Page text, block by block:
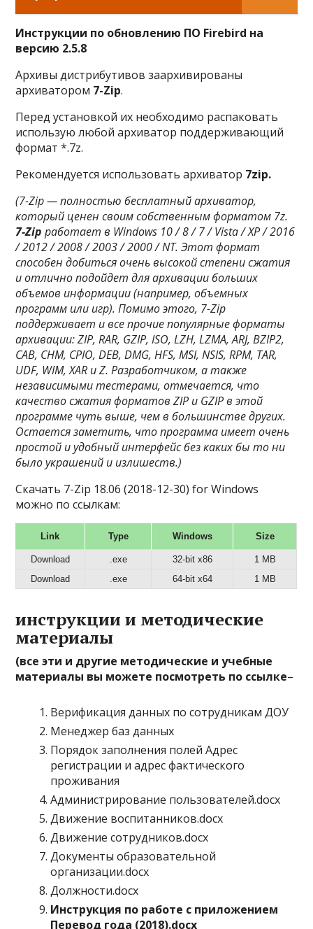
Инструкции по обновлению ПО Firebird на
версию 2.5.8
Архивы дистрибутивов заархивированы
архиватором 7-Zip.
Перед установкой их необходимо распаковать
использую любой архиватор поддерживающий
формат *.7z.
Рекомендуется использовать архиватор 7zip.
(7-Zip — полностью бесплатный архиватор,
который ценен своим собственным форматом 7z.
7-Zip работает в Windows 10 / 8 / 7 / Vista / XP / 2016
/ 2012 / 2008 / 2003 / 2000 / NT. Этот формат
способен добиться очень высокой степени сжатия
и отлично подойдет для архивации больших
объемов информации (например, объемных
программ или игр). Помимо этого, 7-Zip
поддерживает и все прочие популярные форматы
архивации: ZIP, RAR, GZIP, ISO, LZH, LZMA, ARJ, BZIP2,
CAB, CHM, CPIO, DEB, DMG, HFS, MSI, NSIS, RPM, TAR,
UDF, WIM, XAR и Z. Разработчиком, а также
независимыми тестерами, отмечается, что
качество сжатия форматов ZIP и GZIP в этой
программе чуть выше, чем в большинстве других.
Остается заметить, что программа имеет очень
простой и удобный интерфейс без каких бы то ни
было украшений и излишеств.)
Скачать 7-Zip 18.06 (2018-12-30) for Windows
можно по ссылкам:
Link Type Windows Size
Download .exe 32-bit x86
1 MB
Download
.exe 64-bit x64 1 MB
инструкции и методические
материалы
(все эти и другие методические и учебные
материалы вы можете посмотреть по ссылке–
Верификация данных по сотрудникам ДОУ
Менеджер баз данных
Порядок заполнения полей Адрес
регистрации и адрес фактического
проживания
Администрирование пользователей.docx
Движение воспитанников.docx
Движение сотрудников.docx
Документы образовательной
организации.docx
Должности.docx
Инструкция по работе с приложением
Перевод года (2018).docx